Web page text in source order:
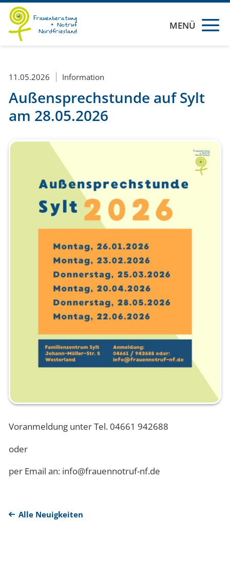
MENÜ
11.05.2026 Information
Außensprechstunde auf Sylt
am 28.05.2026
Voranmeldung unter Tel. 04661 942688
oder
per Email an: info@frauennotruf-nf.de
Alle Neuigkeiten